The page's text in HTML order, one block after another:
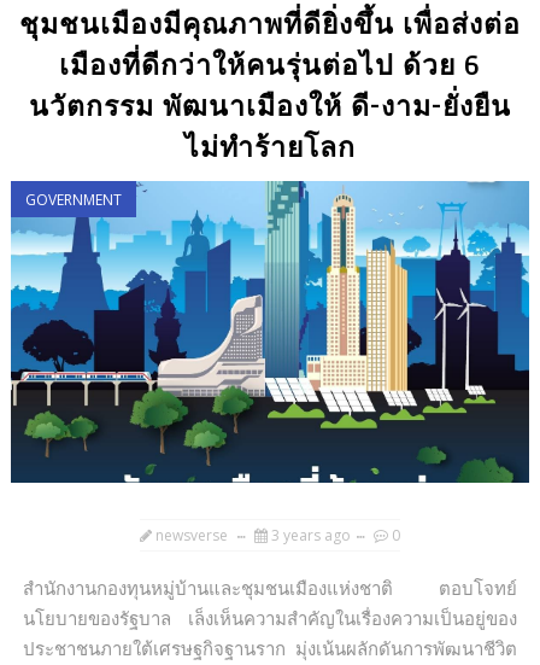
ชุมชนเมืองมีคุณภาพที่ดียิ่งขึ้น เพื่อส่งต่อ
เมืองที่ดีกว่าให้คนรุ่นต่อไป ด้วย 6
นวัตกรรม พัฒนาเมืองให้ ดี-งาม-ยั่งยืน
ไม่ทำร้ายโลก
GOVERNMENT
newsverse 3 years ago 0
สำนักงานกองทุนหมู่บ้านและชุมชนเมืองแห่งชาติ ตอบโจทย์
นโยบายของรัฐบาล เล็งเห็นความสำคัญในเรื่องความเป็นอยู่ของ
ประชาชนภายใต้เศรษฐกิจฐานราก มุ่งเน้นผลักดันการพัฒนาชีวิต